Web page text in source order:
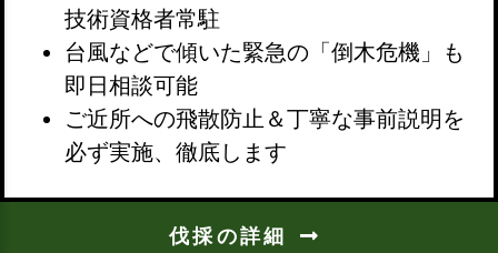
技術資格者常駐
台風などで傾いた緊急の「倒木危機」も
即日相談可能
ご近所への飛散防止＆丁寧な事前説明を
必ず実施、徹底します
伐採の詳細